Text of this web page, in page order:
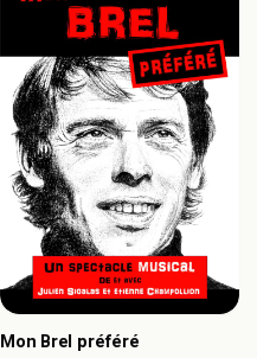
Mon Brel préféré